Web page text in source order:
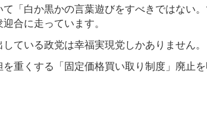
「白か黒かの言葉遊びをすべきではない
合に走っています。
ている政党は幸福実現党しかありません。
重くする「固定価格買い取り制度」廃止